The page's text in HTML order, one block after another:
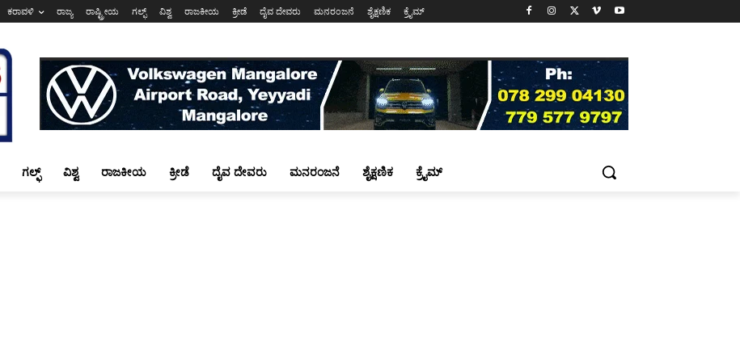
ಕರಾವಳಿ ರಾಜ್ಯ ರಾಷ್ಟ್ರೀಯ ಗಲ್ಫ್ ವಿಶ್ವ ರಾಜಕೀಯ ಕ್ರೀಡೆ ದೈವ ದೇವರು ಮನರಂಜನೆ ಶೈಕ್ಷಣಿಕ ಕ್ರೈಮ್
ಗಲ್ಫ್ ವಿಶ್ವ ರಾಜಕೀಯ ಕ್ರೀಡೆ ದೈವ ದೇವರು ಮನರಂಜನೆ ಶೈಕ್ಷಣಿಕ ಕ್ರೈಮ್